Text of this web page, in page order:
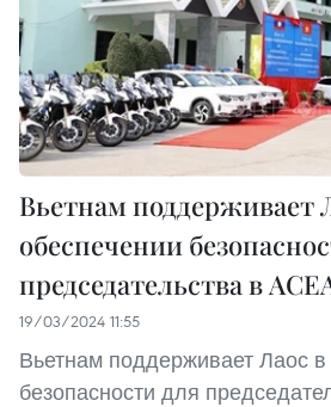
Вьетнам поддерживает
обеспечении
председательства в
19/03/2024 11:55
Вьетнам поддерживает Лаос в
безопасности для